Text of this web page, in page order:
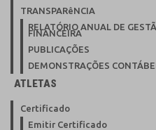
TRANSPARêNCIA
RELATÓRIO ANUAL DE
FINANCEIRA
PUBLICAÇÕES
DEMONSTRAÇÕES
ATLETAS
Certificado
Emitir Certificado